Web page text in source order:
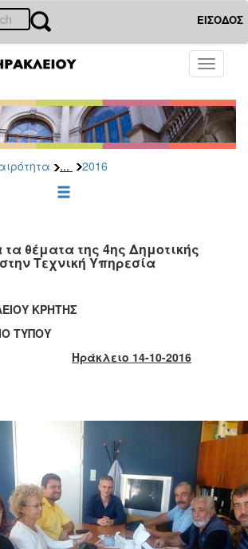
ΕΙΣΟΔΟΣ
Toggle
... 2016
θέματα της 4ης Δημοτικής
Τεχνική Υπηρεσία
ΚΡΗΤΗΣ
Ηράκλειο 14-10-2016